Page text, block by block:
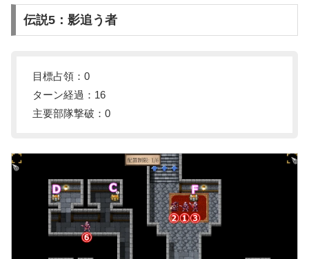
伝説5：影追う者
目標占領：0
ターン経過：16
主要部隊撃破：0